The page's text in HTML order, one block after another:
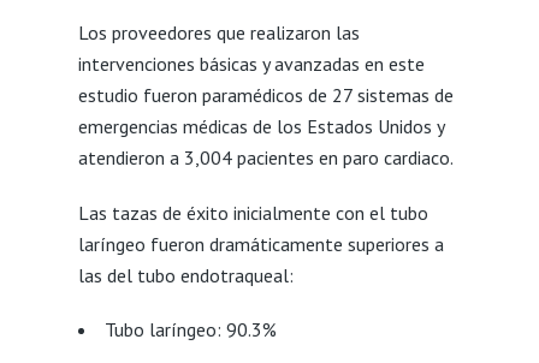
Los proveedores que realizaron las
intervenciones básicas y avanzadas en este
estudio fueron paramédicos de 27 sistemas de
emergencias médicas de los Estados Unidos y
atendieron a 3,004 pacientes en paro cardiaco.
Las tazas de éxito inicialmente con el tubo
laríngeo fueron dramáticamente superiores a
las del tubo endotraqueal:
Tubo laríngeo: 90.3%